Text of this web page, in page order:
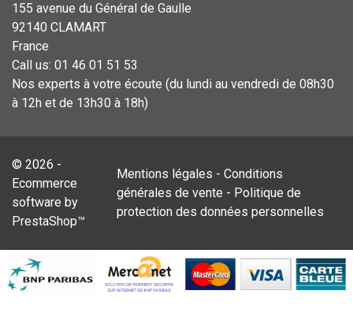
155 avenue du Général de Gaulle
92140 CLAMART
France
Call us: 01 46 01 51 53
Nos experts à votre écoute (du lundi au vendredi de 08h30
à 12h et de 13h30 à 18h)
© 2026 -
Ecommerce
software by
PrestaShop™
Mentions légales -Conditions
générales de vente - Politique de
protection des données personnelles